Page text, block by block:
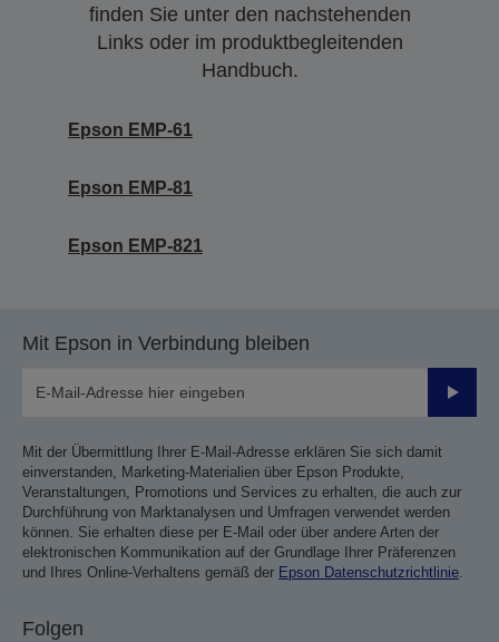
finden Sie unter den nachstehenden
Links oder im produktbegleitenden
Handbuch.
Epson EMP-61
Epson EMP-81
Epson EMP-821
Mit Epson in Verbindung bleiben
Mit der Übermittlung Ihrer E-Mail-Adresse erklären Sie sich damit
einverstanden, Marketing-Materialien über Epson Produkte,
Veranstaltungen, Promotions und Services zu erhalten, die auch zur
Durchführung von Marktanalysen und Umfragen verwendet werden
können. Sie erhalten diese per E-Mail oder über andere Arten der
elektronischen Kommunikation auf der Grundlage Ihrer Präferenzen
und Ihres Online-Verhaltens gemäß der Epson Datenschutzrichtlinie.
Folgen